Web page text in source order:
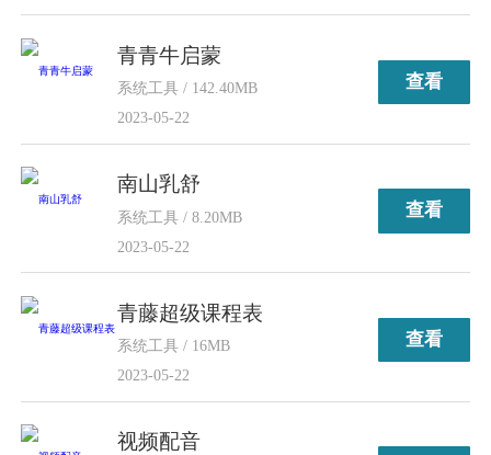
青青牛启蒙
系统工具 / 142.40MB
2023-05-22
查看
南山乳舒
系统工具 / 8.20MB
2023-05-22
查看
青藤超级课程表
系统工具 / 16MB
2023-05-22
查看
视频配音